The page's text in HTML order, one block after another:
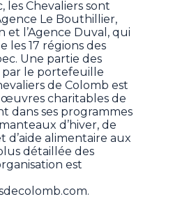
les Chevaliers sont
Le Bouthillier,
et l’Agence Duval, qui
les 17 régions des
Une partie des
le portefeuille
de Colomb est
œuvres charitables de
dans ses programmes
d’hiver, de
d’aide alimentaire aux
détaillée des
est